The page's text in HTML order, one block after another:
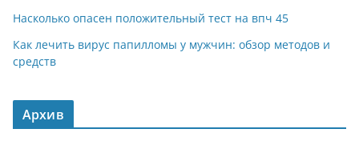
Насколько опасен положительный тест на впч 45
Как лечить вирус папилломы у мужчин: обзор методов и
средств
Архив